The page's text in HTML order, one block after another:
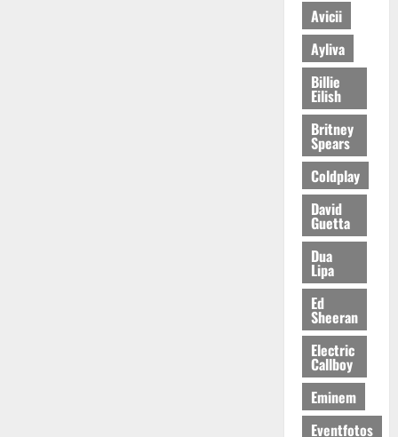
Avicii
Ayliva
Billie
Eilish
Britney
Spears
Coldplay
David
Guetta
Dua
Lipa
Ed
Sheeran
Electric
Callboy
Eminem
Eventfotos